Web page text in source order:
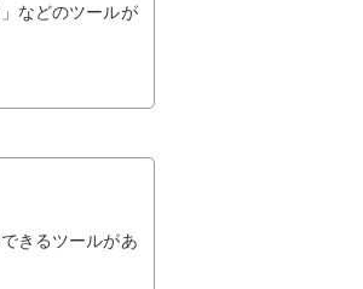
などのツールが
きるツールがあ